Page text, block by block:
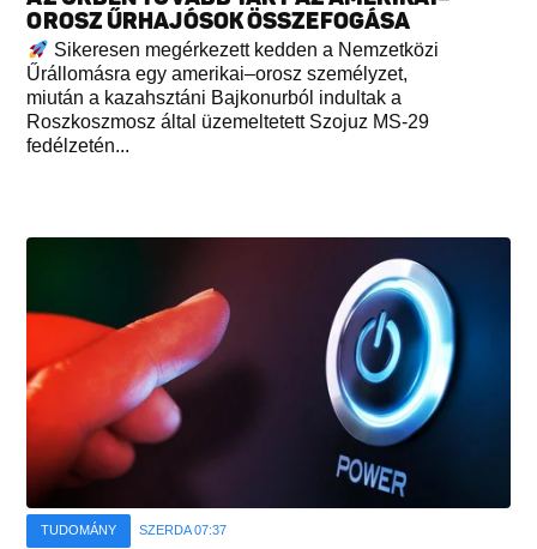
OROSZ ŰRHAJÓSOK ÖSSZEFOGÁSA
Sikeresen megérkezett kedden a Nemzetközi
Űrállomásra egy amerikai–orosz személyzet,
miután a kazahsztáni Bajkonurból indultak a
Roszkoszmosz által üzemeltetett Szojuz MS-29
fedélzetén...
TUDOMÁNY SZERDA 07:37